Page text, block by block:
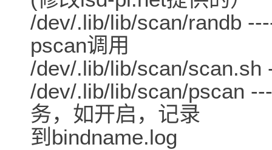
/dev/.lib/lib/scan/randb
pscan调用
/dev/.lib/lib/scan/scan.sh
/dev/.lib/lib/scan/pscan
务，如开启，记录
到bindname.log